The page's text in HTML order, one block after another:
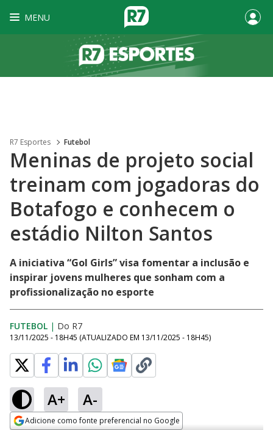
MENU
R7 Esportes Futebol
Meninas de projeto social
treinam com jogadoras do
Botafogo e conhecem o
estádio Nilton Santos
A iniciativa “Gol Girls” visa fomentar a inclusão e
inspirar jovens mulheres que sonham com a
profissionalização no esporte
FUTEBOL | Do R7
13/11/2025 - 18H45 (ATUALIZADO EM 13/11/2025 - 18H45)
A+ A-
Adicione como fonte preferencial no Google